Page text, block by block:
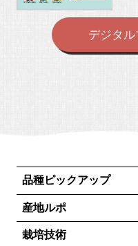
デジタル
品種ピックアップ
産地ルポ
栽培技術